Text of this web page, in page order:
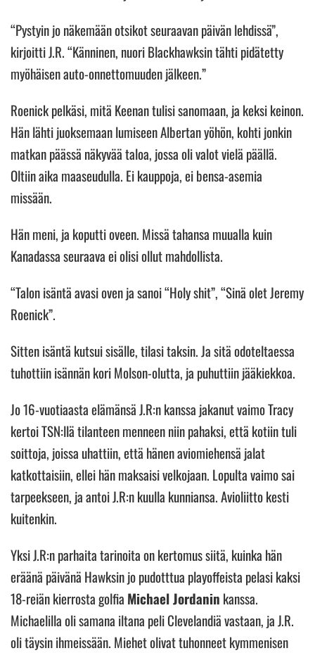
“Pystyin jo näkemään otsikot seuraavan päivän lehdissä”,
kirjoitti J.R. “Känninen, nuori Blackhawksin tähti pidätetty
myöhäisen auto-onnettomuuden jälkeen.”
Roenick pelkäsi, mitä Keenan tulisi sanomaan, ja keksi keinon.
Hän lähti juoksemaan lumiseen Albertan yöhön, kohti jonkin
matkan päässä näkyvää taloa, jossa oli valot vielä päällä.
Oltiin aika maaseudulla. Ei kauppoja, ei bensa-asemia
missään.
Hän meni, ja koputti oveen. Missä tahansa muualla kuin
Kanadassa seuraava ei olisi ollut mahdollista.
“Talon isäntä avasi oven ja sanoi “Holy shit”, “Sinä olet Jeremy
Roenick”.
Sitten isäntä kutsui sisälle, tilasi taksin. Ja sitä odoteltaessa
tuhottiin isännän kori Molson-olutta, ja puhuttiin jääkiekkoa.
Jo 16-vuotiaasta elämänsä J.R:n kanssa jakanut vaimo Tracy
kertoi TSN:llä tilanteen menneen niin pahaksi, että kotiin tuli
soittoja, joissa uhattiin, että hänen aviomiehensä jalat
katkottaisiin, ellei hän maksaisi velkojaan. Lopulta vaimo sai
tarpeekseen, ja antoi J.R:n kuulla kunniansa. Avioliitto kesti
kuitenkin.
Yksi J.R:n parhaita tarinoita on kertomus siitä, kuinka hän
eräänä päivänä Hawksin jo pudotttua playoffeista pelasi kaksi
18-reiän kierrosta golfia Michael Jordanin kanssa.
Michaelilla oli samana iltana peli Clevelandiä vastaan, ja J.R.
oli täysin ihmeissään. Miehet olivat tuhonneet kymmenisen